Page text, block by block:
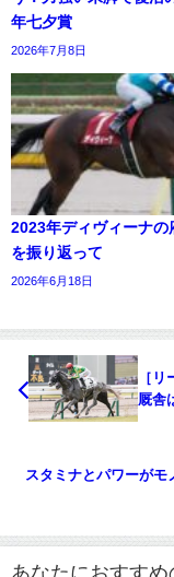
年七夕賞
2026年7月8日
2023年ディヴィーナの
を振り返って
2026年6月18日
［
厩舎
スタミナとパワーがモ
あなたにおすすめ